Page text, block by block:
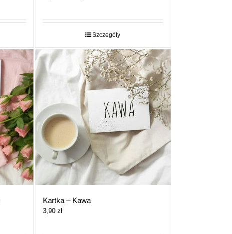
29,00 zł
do
Szczegóły
Kartka – Kawa
3,90 zł